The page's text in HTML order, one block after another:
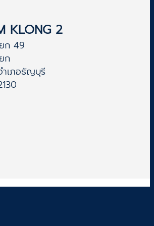
KLONG 2
ก 49
ก
ำเภอธัญบุรี